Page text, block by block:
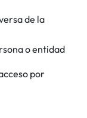
de la
o entidad
por